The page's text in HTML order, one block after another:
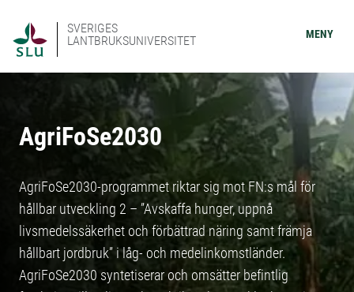
SVERIGES
LANTBRUKSUNIVERSITET
MENY
AgriFoSe2030
AgriFoSe2030-programmet riktar sig mot FN:s mål för
hållbar utveckling 2 – ”Avskaffa hunger, uppnå
livsmedelssäkerhet och förbättrad näring samt främja
hållbart jordbruk” i låg- och medelinkomstländer.
AgriFoSe2030 syntetiserar och omsätter befintlig